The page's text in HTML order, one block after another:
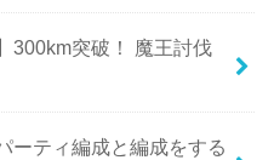
300km突破！ 魔王討伐
ーティ編成と編成をする